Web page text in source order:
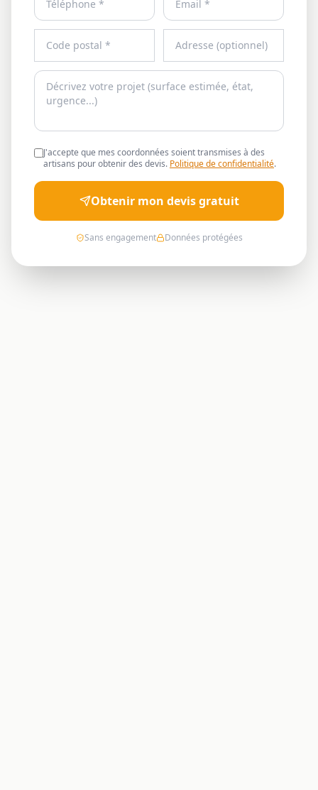
J'accepte que mes coordonnées soient transmises à des
artisans pour obtenir des devis. Politique de confidentialité.
Obtenir mon devis gratuit
Sans engagement Données protégées